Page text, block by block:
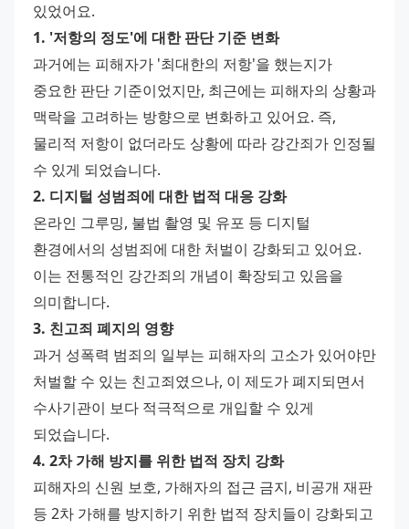
있었어요.
1. '저항의 정도'에 대한 판단 기준 변화
과거에는 피해자가 '최대한의 저항'을 했는지가
중요한 판단 기준이었지만, 최근에는 피해자의 상황과
맥락을 고려하는 방향으로 변화하고 있어요. 즉,
물리적 저항이 없더라도 상황에 따라 강간죄가 인정될
수 있게 되었습니다.
2. 디지털 성범죄에 대한 법적 대응 강화
온라인 그루밍, 불법 촬영 및 유포 등 디지털
환경에서의 성범죄에 대한 처벌이 강화되고 있어요.
이는 전통적인 강간죄의 개념이 확장되고 있음을
의미합니다.
3. 친고죄 폐지의 영향
과거 성폭력 범죄의 일부는 피해자의 고소가 있어야만
처벌할 수 있는 친고죄였으나, 이 제도가 폐지되면서
수사기관이 보다 적극적으로 개입할 수 있게
되었습니다.
4. 2차 가해 방지를 위한 법적 장치 강화
피해자의 신원 보호, 가해자의 접근 금지, 비공개 재판
등 2차 가해를 방지하기 위한 법적 장치들이 강화되고